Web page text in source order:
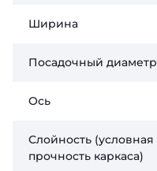
Ширина
Посадочный диаметр
Ось
Слойность (условная
прочность каркаса)